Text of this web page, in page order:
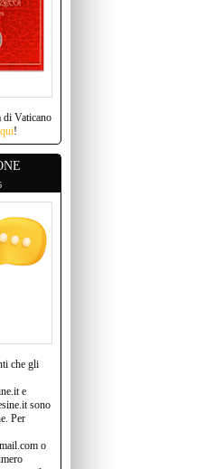
di Vaticano
qui!
che gli
e
sono
Per
o